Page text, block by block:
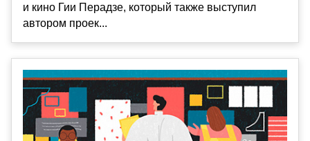
и кино Гии Перадзе, который также выступил
автором проек...